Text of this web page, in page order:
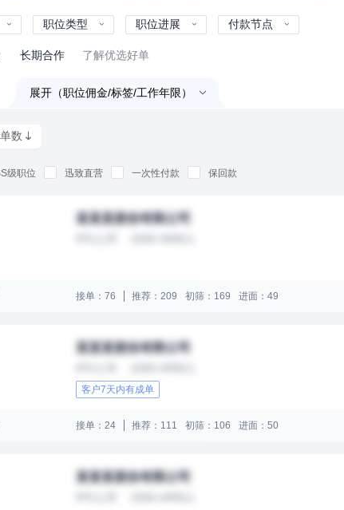
职位类型 职位进展 付款节点
长期合作 了解优选好单
展开（职位佣金/标签/工作年限）
数
级职位 迅致直营 一次性付款 保回款
某某某股份有限公司
接单：76 推荐：209 初筛：169 进面：49
某某某股份有限公司
客户7天内有成单
接单：24 推荐：111 初筛：106 进面：50
某某某股份有限公司